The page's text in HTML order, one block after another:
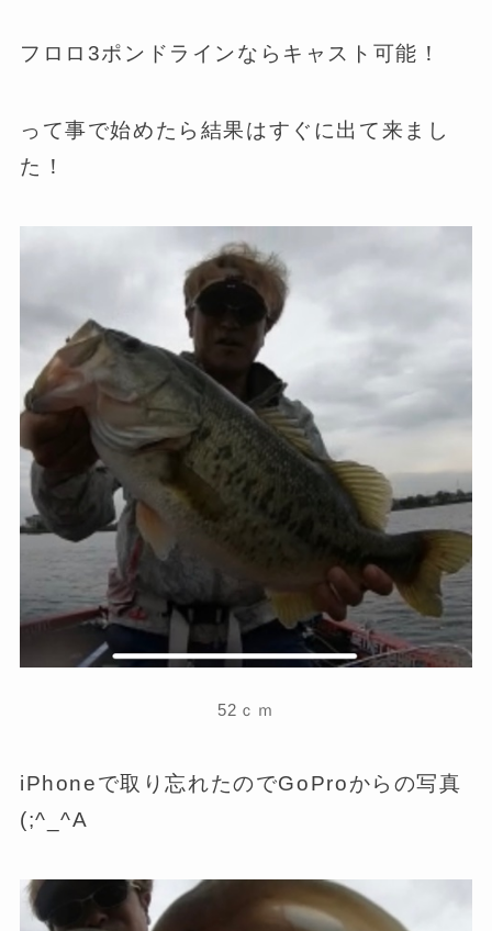
フロロ3ポンドラインならキャスト可能！
って事で始めたら結果はすぐに出て来まし
た！
52ｃｍ
iPhoneで取り忘れたのでGoProからの写真
(;^_^A